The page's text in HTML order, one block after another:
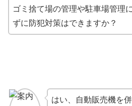
ゴミ捨て場の管理や駐車場管理
ずに防犯対策はできますか？
はい、自動販売機を